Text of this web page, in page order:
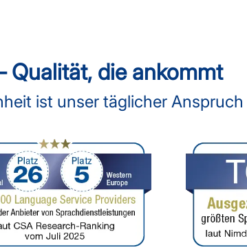
Qualität, die ankommt
ist unser täglicher Anspruch